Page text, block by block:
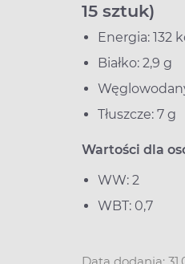
15 sztuk)
Energia: 132
Białko: 2,9 g
Tłuszcze: 7 g
Wartości dla
WW: 2
WBT: 0,7
Data dodania: